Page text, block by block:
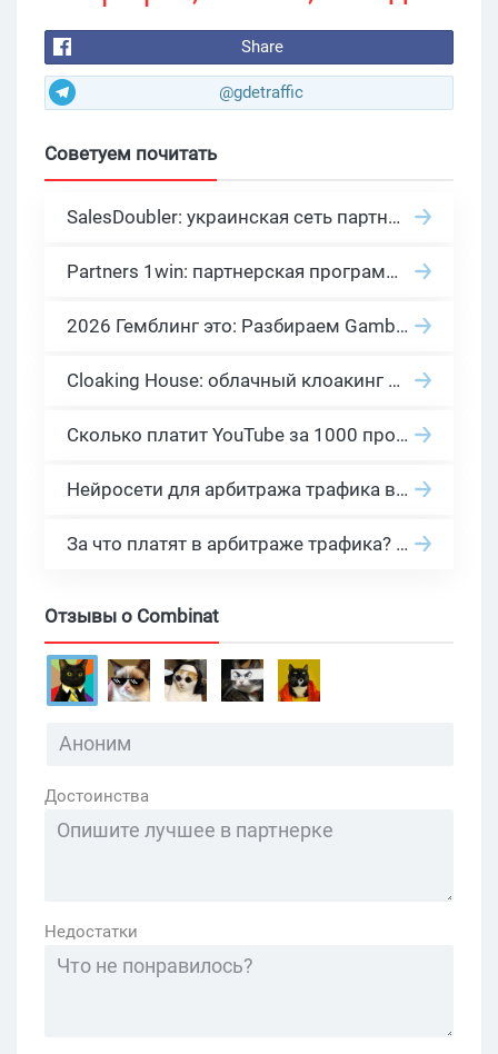
Share
@gdetraffic
Советуем почитать
SalesDoubler: украинская сеть партнерских программ с оплатой за действие
Partners 1win: партнерская программа казино в нише гемблинг арбитраж
2026 Гемблинг это: Разбираем Gambling вертикаль, и все что связано с гемблинг и беттинг офферами
Cloaking House: облачный клоакинг для фильтрации ботов FB и Google Ads — гайд PHP-интеграции 2026
Сколько платит YouTube за 1000 просмотров в 2026: реальные цифры от 0.5 до 36 USD по ГЕО
Нейросети для арбитража трафика в 2026: инструменты, кейсы и AI-медиабайеры
За что платят в арбитраже трафика? 30 моделей оплаты в бурж и СНГ партнерках
Отзывы о Combinat
Достоинства
Недостатки